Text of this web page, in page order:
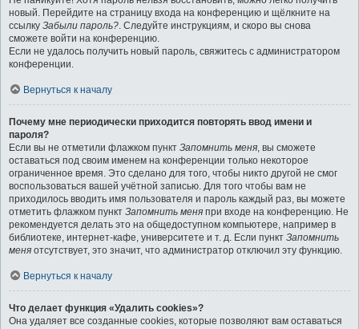
новый. Перейдите на страницу входа на конференцию и щёлкните на
ссылку Забыли пароль?. Следуйте инструкциям, и скоро вы снова
сможете войти на конференцию.
Если не удалось получить новый пароль, свяжитесь с администратором
конференции.
Вернуться к началу
Почему мне периодически приходится повторять ввод имени и
пароля?
Если вы не отметили флажком пункт Запомнить меня, вы сможете
оставаться под своим именем на конференции только некоторое
ограниченное время. Это сделано для того, чтобы никто другой не смог
воспользоваться вашей учётной записью. Для того чтобы вам не
приходилось вводить имя пользователя и пароль каждый раз, вы можете
отметить флажком пункт Запомнить меня при входе на конференцию. Не
рекомендуется делать это на общедоступном компьютере, например в
библиотеке, интернет-кафе, университете и т. д. Если пункт Запомнить
меня отсутствует, это значит, что администратор отключил эту функцию.
Вернуться к началу
Что делает функция «Удалить cookies»?
Она удаляет все созданные cookies, которые позволяют вам оставаться